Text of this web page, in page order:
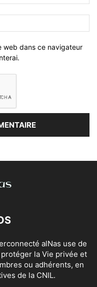
web dans ce navigateur
alNas use de
la Vie privée et
ou adhérents, en
de la CNIL.